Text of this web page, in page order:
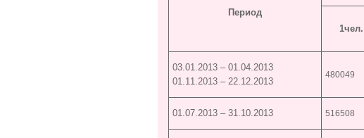
Период
1чел.
03.01.2013 – 01.04.2013
01.11.2013 – 22.12.2013
480049
01.07.2013 – 31.10.2013 516508